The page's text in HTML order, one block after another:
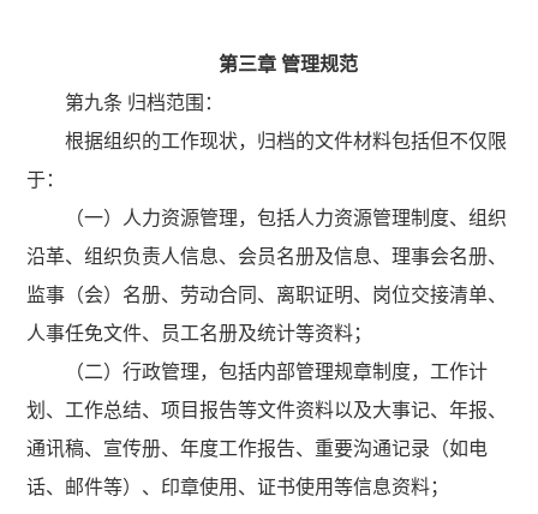
第三章 管理规范
第九条 归档范围：
根据组织的工作现状，归档的文件材料包括但不仅限
于：
（一）人力资源管理，包括人力资源管理制度、组织
沿革、组织负责人信息、会员名册及信息、理事会名册、
监事（会）名册、劳动合同、离职证明、岗位交接清单、
人事任免文件、员工名册及统计等资料；
（二）行政管理，包括内部管理规章制度，工作计
划、工作总结、项目报告等文件资料以及大事记、年报、
通讯稿、宣传册、年度工作报告、重要沟通记录（如电
话、邮件等）、印章使用、证书使用等信息资料；